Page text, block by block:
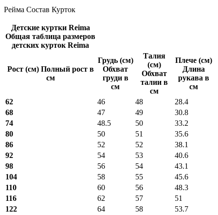
Рейма Состав Курток
Детские куртки Reima
Общая таблица размеров
детских курток Reima
Рост (см) Полный рост в
см
Грудь (см)
Обхват
груди в
см
Талия
(см)
Обхват
талии в
см
Плече (см)
Длина
рукава в
см
62
46 48
28.4
68
47 49
30.8
74
48.5 50
33.2
80
50 51
35.6
86
52 52
38.1
92
54 53
40.6
98
56 54
43.1
104
58 55
45.6
110
60 56
48.3
116
62 57
51
122
64 58
53.7